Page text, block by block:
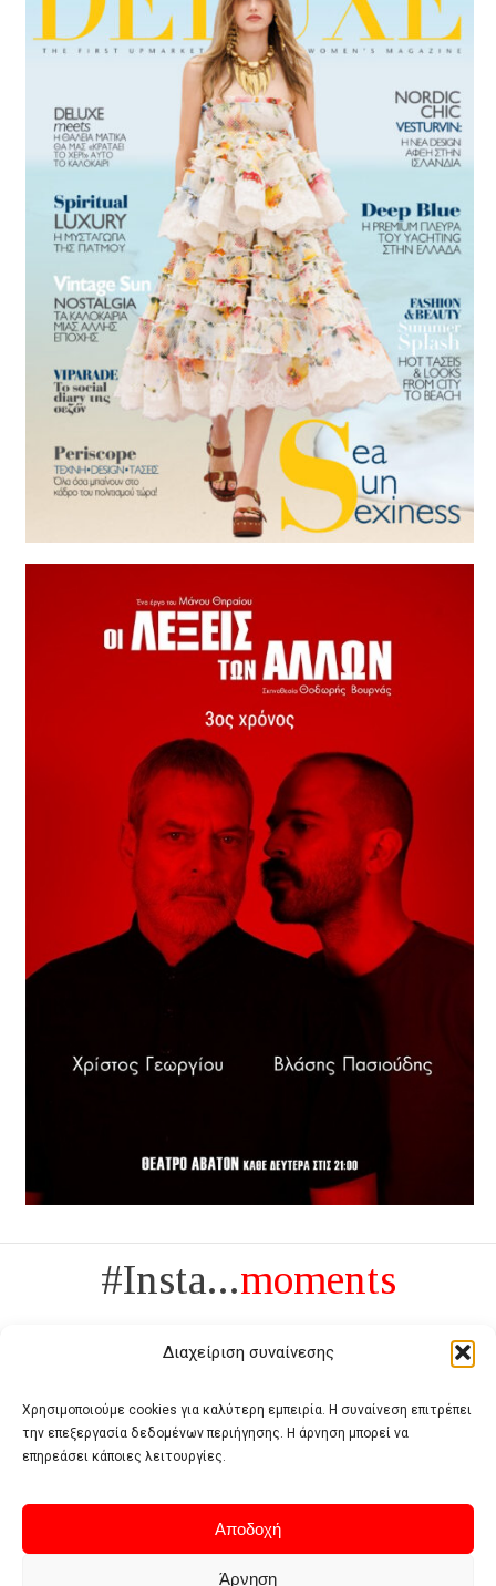
Διαχείριση συναίνεσης
Χρησιμοποιούμε cookies για καλύτερη εμπειρία. Η συναίνεση επιτρέπει
την επεξεργασία δεδομένων περιήγησης. Η άρνηση μπορεί να
επηρεάσει κάποιες λειτουργίες.
Αποδοχή
Άρνηση
#Insta...moments
Πολυτέλεια δεν είναι το αντίθετο της ανέχειας, είναι το αντίθετο της